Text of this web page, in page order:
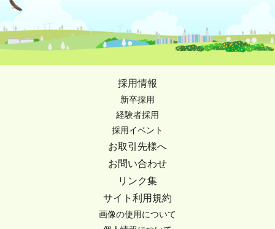
採用情報
新卒採用
経験者採用
採用イベント
お取引先様へ
お問い合わせ
リンク集
サイト利用規約
画像の使用について